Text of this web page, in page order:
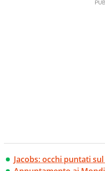
Jacobs: occhi puntati